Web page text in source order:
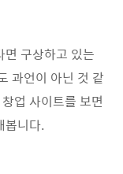
구상하고 있는
과언이 아닌 것 같
업 사이트를 보면
봅니다.